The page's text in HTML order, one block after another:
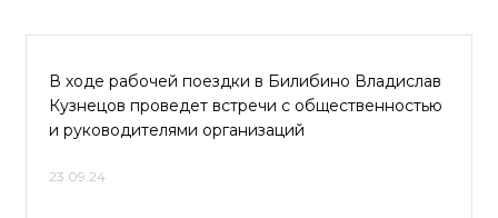
В ходе рабочей поездки в Билибино Владислав
Кузнецов проведет встречи с общественностью
и руководителями организаций
23.09.24